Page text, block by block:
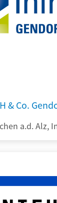
& Co.
a.d. Alz,